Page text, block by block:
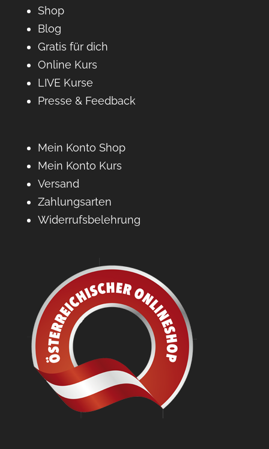
Shop
Blog
Gratis für dich
Online Kurs
LIVE Kurse
Presse & Feedback
Mein Konto Shop
Mein Konto Kurs
Versand
Zahlungsarten
Widerrufsbelehrung